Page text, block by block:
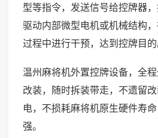
型等指令，发送信号给控牌器
驱动内部微型电机或机械结构
过程中进行干预，达到控牌目的
温州麻将机外置控牌设备，全
改装，随时拆装带走，不遗留
电，不损耗麻将机原生硬件寿
强。